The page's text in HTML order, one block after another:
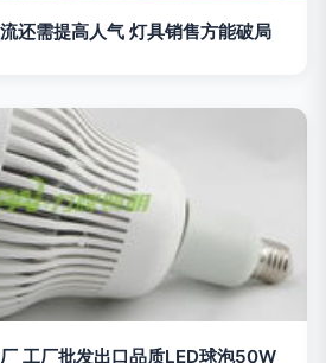
还需提高人气 灯具销售方能破局
工厂批发出口品质LED球泡50W